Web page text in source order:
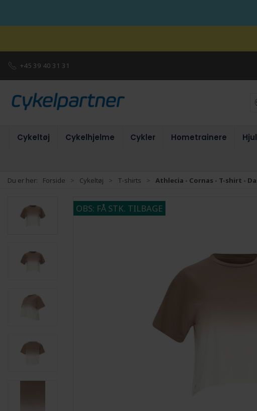
+45 39 40 31 31
Cykeltøj Cykelhjelme Cykler Hometrainere
Du er her: Forside Cykeltøj T-shirts Athlecia - Cornas - T-shirt -
OBS: FÅ STK. TILBAGE